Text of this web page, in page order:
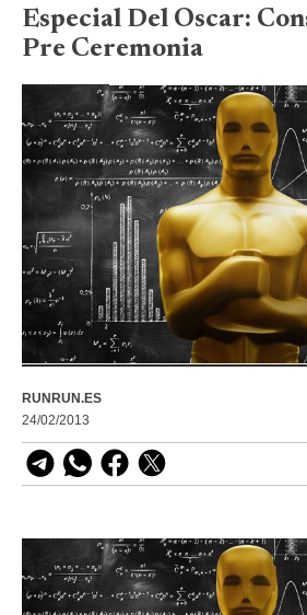
Especial Del Oscar:
Pre Ceremonia
RUNRUN.ES
24/02/2013